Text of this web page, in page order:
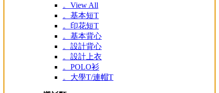
。View All
。基本短T
。印花短T
。基本背心
。設計背心
。設計上衣
。POLO衫
。大學T/連帽T